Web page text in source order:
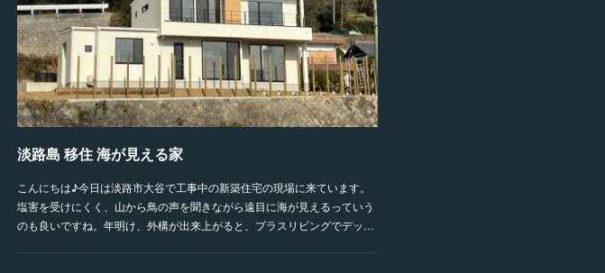
淡路島 移住 海が見える家
こんにちは♪今日は淡路市大谷で工事中の新築住宅の現場に来ています。
塩害を受けにくく、山から鳥の声を聞きながら遠目に海が見えるっていう
のも良いですね。年明け、外構が出来上がると、プラスリビングでデッ…